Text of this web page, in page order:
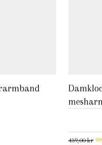
var: 439,00 kr.
är: 99,00 kr.
439,00kr